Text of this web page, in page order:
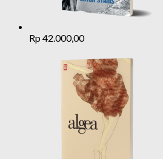
Rp 42.000,00